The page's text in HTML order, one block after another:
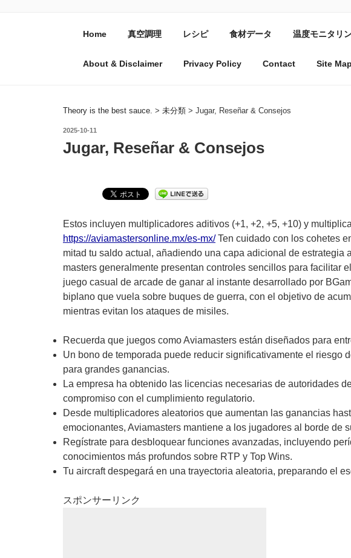
THEORY IS THE BEST
Home 真空調理 レシピ 食材データ 温度モニタリ
About & Disclaimer Privacy Policy Contact Site Map
Theory is the best sauce. > 未分類 > Jugar, Reseñar & Consejos
投
日:
2025-10-11
Jugar, Reseñar & Consejos
Estos incluyen multiplicadores aditivos (+1, +2, +5, +10) y
https://aviamastersonline.mx/es-mx/Ten cuidado con los cohetes
mitad tu saldo actual, añadiendo una capa adicional de estrategia
masters generalmente presentan controles sencillos para facilitar
juego casual de arcade de ganar al instante desarrollado por
biplano que vuela sobre buques de guerra, con el objetivo de
mientras evitan los ataques de misiles.
Recuerda que juegos como Aviamasters están diseñados para
Un bono de temporada puede reducir significativamente el riesgo
para grandes ganancias.
La empresa ha obtenido las licencias necesarias de autoridades
compromiso con el cumplimiento regulatorio.
Desde multiplicadores aleatorios que aumentan las ganancias
emocionantes, Aviamasters mantiene a los jugadores al borde de
Regístrate para desbloquear funciones avanzadas, incluyendo
conocimientos más profundos sobre RTP y Top Wins.
Tu aircraft despegará en una trayectoria aleatoria, preparando el
スポンサーリンク